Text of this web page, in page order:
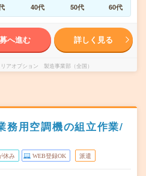
40代 50代 60代
へ進む 詳しく見る
アオプション 製造事業部（全国）
務用空調機の組立作業/
休み WEB登録OK 派遣